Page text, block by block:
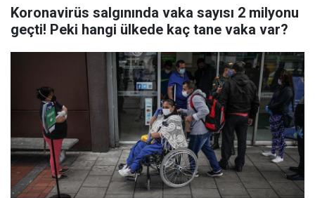
Koronavirüs salgınında vaka sayısı 2 milyonu
geçti! Peki hangi ülkede kaç tane vaka var?